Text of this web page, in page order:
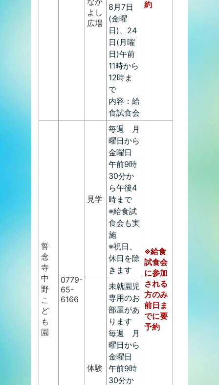
約
よし
広場
8月7日
(金曜
日)、24
日(月曜
日)午前
11時から
12時ま
で
内容：給
食試食会
誓
念
寺
中
野
こ
ど
も
園
0779-
65-
6166
見学
毎週 月
曜日から
金曜日
午前9時
30分か
ら午後4
時まで
※給食試
食会も実
施
※祝日、
休日を除
きます
※給食
試食会
に参加
される
方のみ
前日ま
でに要
予約
体験
未就園児
専用のお
部屋があ
ります
毎週 月
曜日から
金曜日
午前9時
30分か